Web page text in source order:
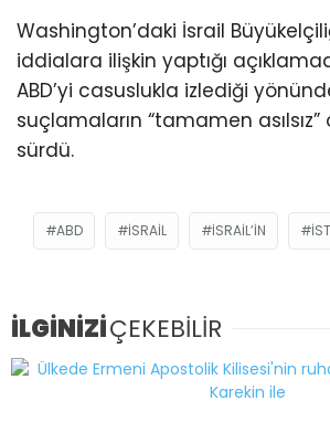
Washington’daki İsrail
iddialara ilişkin yaptığı
ABD’yi casuslukla izlediği
suçlamaların “tamamen
sürdü.
ABD İSRAIL İSRAIL’IN
İLGİNİZİÇEKEBİLİR